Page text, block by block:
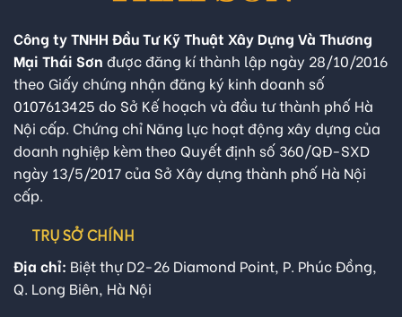
Công ty TNHH Đầu Tư Kỹ Thuật Xây Dựng Và Thương
Mại Thái Sơn được đăng kí thành lập ngày 28/10/2016
theo Giấy chứng nhận đăng ký kinh doanh số
0107613425 do Sở Kế hoạch và đầu tư thành phố Hà
Nội cấp. Chứng chỉ Năng lực hoạt động xây dựng của
doanh nghiệp kèm theo Quyết định số 360/QĐ-SXD
ngày 13/5/2017 của Sở Xây dựng thành phố Hà Nội
cấp.
TRỤ SỞ CHÍNH
Địa chỉ: Biệt thự D2-26 Diamond Point, P. Phúc Đồng,
Q. Long Biên, Hà Nội